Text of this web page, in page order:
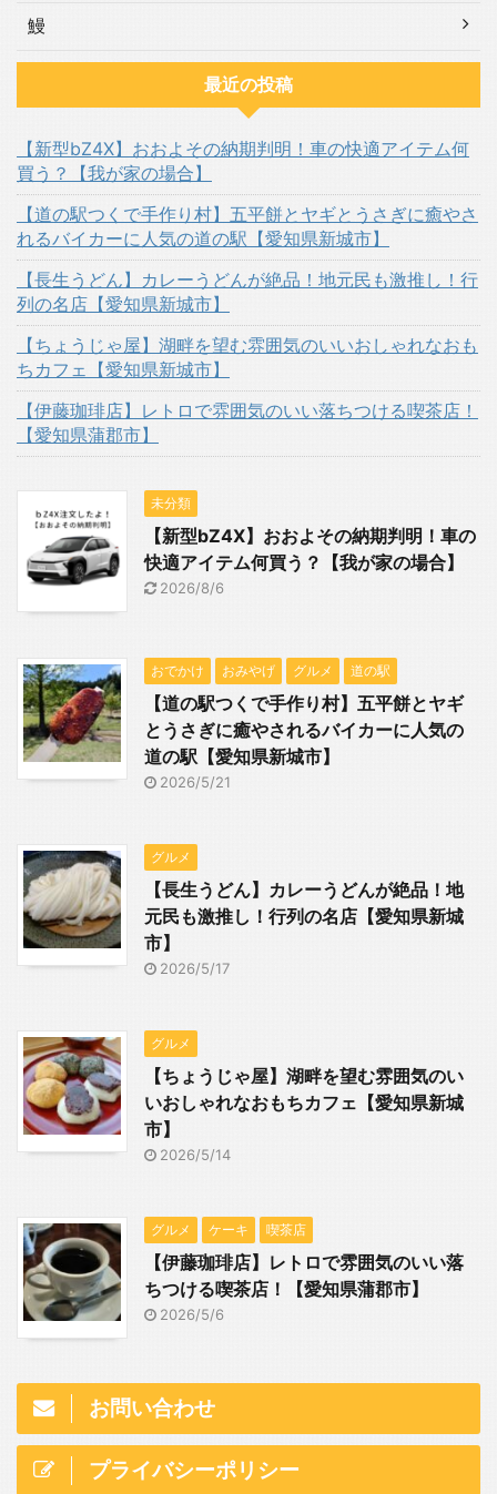
鰻
最近の投稿
【新型bZ4X】おおよその納期判明！車の快適アイテム何
買う？【我が家の場合】
【道の駅つくで手作り村】五平餅とヤギとうさぎに癒やさ
れるバイカーに人気の道の駅【愛知県新城市】
【長生うどん】カレーうどんが絶品！地元民も激推し！行
列の名店【愛知県新城市】
【ちょうじゃ屋】湖畔を望む雰囲気のいいおしゃれなおも
ちカフェ【愛知県新城市】
【伊藤珈琲店】レトロで雰囲気のいい落ちつける喫茶店！
【愛知県蒲郡市】
未分類
【新型bZ4X】おおよその納期判明！車の
快適アイテム何買う？【我が家の場合】
2026/8/6
おでかけ おみやげ グルメ 道の駅
【道の駅つくで手作り村】五平餅とヤギ
とうさぎに癒やされるバイカーに人気の
道の駅【愛知県新城市】
2026/5/21
グルメ
【長生うどん】カレーうどんが絶品！地
元民も激推し！行列の名店【愛知県新城
市】
2026/5/17
グルメ
【ちょうじゃ屋】湖畔を望む雰囲気のい
いおしゃれなおもちカフェ【愛知県新城
市】
2026/5/14
グルメ ケーキ 喫茶店
【伊藤珈琲店】レトロで雰囲気のいい落
ちつける喫茶店！【愛知県蒲郡市】
2026/5/6
お問い合わせ
プライバシーポリシー